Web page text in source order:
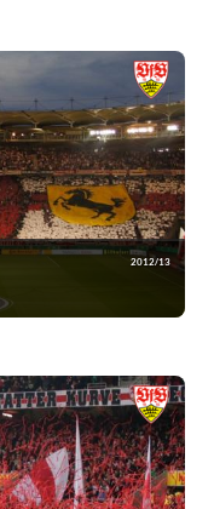
2012/13